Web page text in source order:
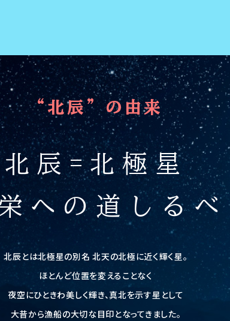
“北辰”の由来
北辰=北極星
への道しるべ
北辰とは北極星の別名 北天の北極に近く輝く星。
ほとんど位置を変えることなく
夜空にひときわ美しく輝き、真北を示す星として
大昔から漁船の大切な目印となってきました。